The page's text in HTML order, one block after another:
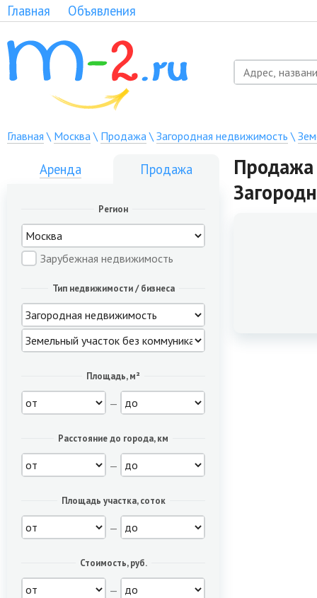
Главная Объявления
Главная \ Москва\ Продажа\ Загородная недвижимость \
Аренда Продажа
Регион
Зарубежная недвижимость
Тип недвижимости / бизнеса
Площадь, м²
—
Расстояние до города, км
—
Площадь участка, соток
—
Стоимость, руб.
—
Продажа